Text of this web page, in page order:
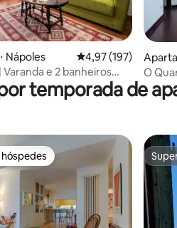
5, 313 avaliações
Nápoles 4,97 de uma
4,97 (197)
Varanda e 2 banheiros
O
temporada de